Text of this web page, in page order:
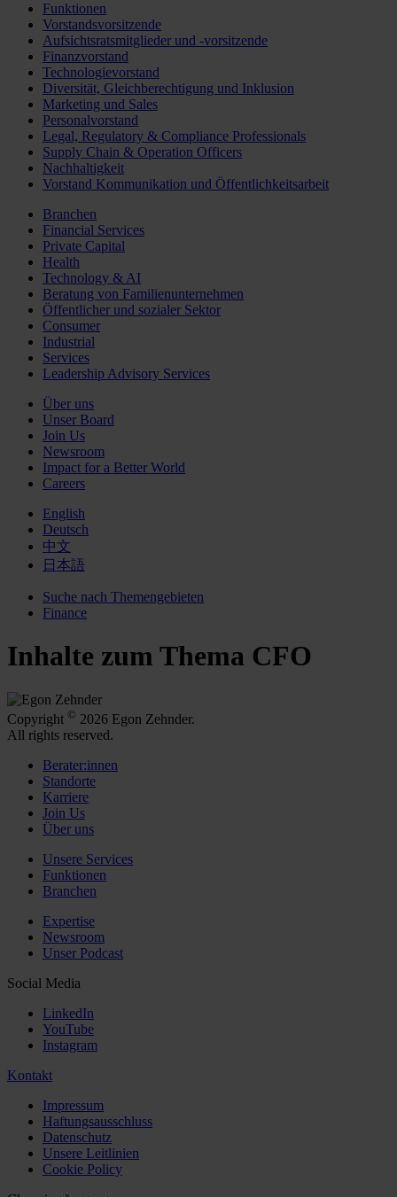
Funktionen
Vorstandsvorsitzende
Aufsichtsratsmitglieder und -vorsitzende
Finanzvorstand
Technologievorstand
Diversität, Gleichberechtigung und Inklusion
Marketing und Sales
Personalvorstand
Legal, Regulatory & Compliance Professionals
Supply Chain & Operation Officers
Nachhaltigkeit
Vorstand Kommunikation und Öffentlichkeitsarbeit
Branchen
Financial Services
Private Capital
Health
Technology & AI
Beratung von Familienunternehmen
Öffentlicher und sozialer Sektor
Consumer
Industrial
Services
Leadership Advisory Services
Über uns
Unser Board
Join Us
Newsroom
Impact for a Better World
Careers
English
Deutsch
中文
日本語
Suche nach Themengebieten
Finance
Inhalte zum Thema CFO
Copyright © 2026 Egon Zehnder.
All rights reserved.
Berater:innen
Standorte
Karriere
Join Us
Über uns
Unsere Services
Funktionen
Branchen
Expertise
Newsroom
Unser Podcast
Social Media
LinkedIn
YouTube
Instagram
Kontakt
Impressum
Haftungsausschluss
Datenschutz
Unsere Leitlinien
Cookie Policy